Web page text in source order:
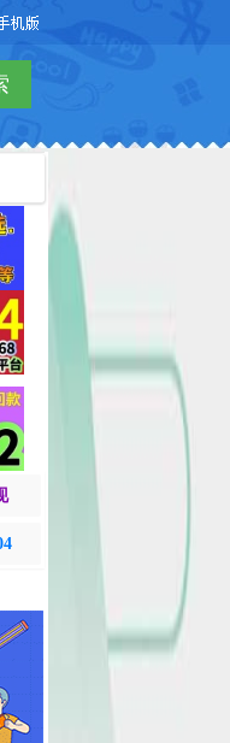
发布微商货源信息，免费发布